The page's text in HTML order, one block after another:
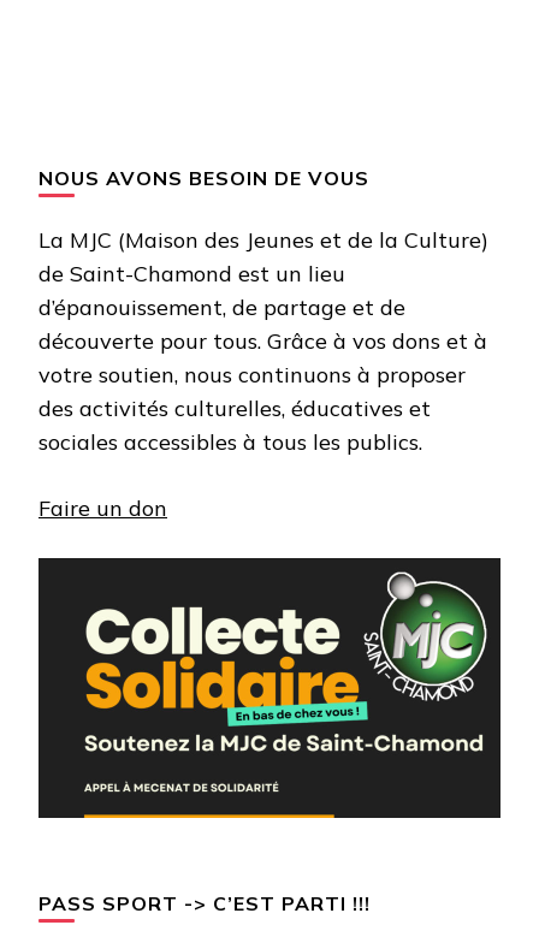
NOUS AVONS BESOIN DE VOUS
La MJC (Maison des Jeunes et de la Culture)
de Saint-Chamond est un lieu
d’épanouissement, de partage et de
découverte pour tous. Grâce à vos dons et à
votre soutien, nous continuons à proposer
des activités culturelles, éducatives et
sociales accessibles à tous les publics.
Faire un don
PASS SPORT -> C’EST PARTI !!!